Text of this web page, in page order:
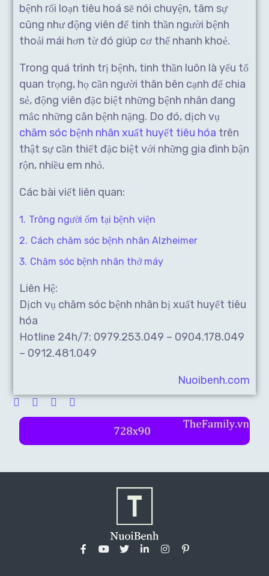
bệnh rối loạn tiêu hoá sẽ nói chuyện, tâm sự
cũng như động viên để tinh thần người bệnh
thoải mái hơn từ đó giúp cơ thể nhanh khoẻ.
Trong quá trình trị bệnh, tinh thần luôn là yếu tố
quan trọng, họ cần người thân bên cạnh để chia
sẻ, động viên đặc biệt những bệnh nhân đang
mắc những căn bệnh nặng. Do đó, dịch vụ
chăm sóc bệnh nhân xuất huyết tiêu hóa trên
thật sự cần thiết đặc biệt với những gia đình bận
rộn, nhiều em nhỏ.
Các bài viết liên quan:
Trông người ốm tại bệnh viện
Cách chăm sóc bệnh nhân Alzheimer
Chăm sóc bệnh nhân thở máy
Liên Hệ:
Dịch vụ chăm sóc bệnh nhân bị xuất huyết tiêu
hóa
Hotline 24h/7: 0979.253.049 – 0904.178.049
– 0912.481.049
Nuoibenh.com